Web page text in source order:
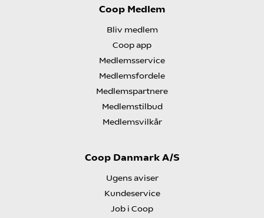
Coop Medlem
Bliv medlem
Coop app
Medlemsservice
Medlemsfordele
Medlemspartnere
Medlemstilbud
Medlemsvilkår
Coop Danmark A/S
Ugens aviser
Kundeservice
Job i Coop